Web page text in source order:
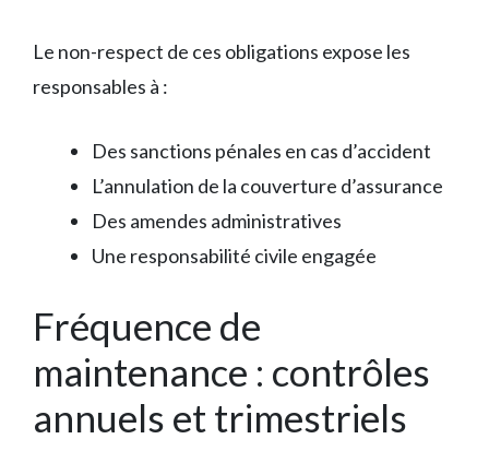
Le non-respect de ces obligations expose les
responsables à :
Des sanctions pénales en cas d’accident
L’annulation de la couverture d’assurance
Des amendes administratives
Une responsabilité civile engagée
Fréquence de
maintenance : contrôles
annuels et trimestriels